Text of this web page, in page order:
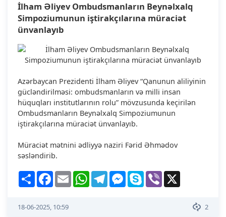
İlham Əliyev Ombudsmanların Beynəlxalq
Simpoziumunun iştirakçılarına müraciət
ünvanlayıb
Azərbaycan Prezidenti İlham Əliyev “Qanunun aliliyinin
gücləndirilməsi: ombudsmanların və milli insan
hüquqları institutlarının rolu” mövzusunda keçirilən
Ombudsmanların Beynəlxalq Simpoziumunun
iştirakçılarına müraciət ünvanlayıb.
Müraciət mətnini ədliyyə naziri Fərid Əhmədov
səsləndirib.
Share Facebook
Email WhatsAppTelegramMessenger
Skype Viber
2
18-06-2025, 10:59